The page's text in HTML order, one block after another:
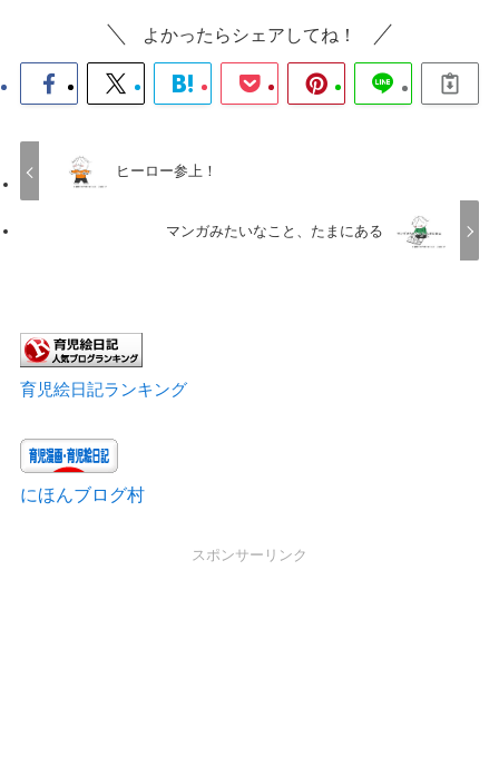
よかったらシェアしてね！
ヒーロー参上！
マンガみたいなこと、たまにある
育児絵日記ランキング
にほんブログ村
スポンサーリンク